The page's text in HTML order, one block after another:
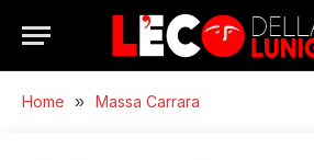
Home » Massa Carrara